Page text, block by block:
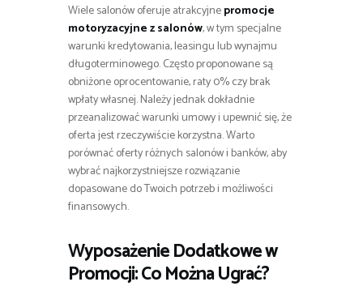
Wiele salonów oferuje atrakcyjnepromocje
motoryzacyjne z salonów, w tym specjalne
warunki kredytowania, leasingu lub wynajmu
długoterminowego. Często proponowane są
obniżone oprocentowanie, raty 0% czy brak
wpłaty własnej. Należy jednak dokładnie
przeanalizować warunki umowy i upewnić się, że
oferta jest rzeczywiście korzystna. Warto
porównać oferty różnych salonów i banków, aby
wybrać najkorzystniejsze rozwiązanie
dopasowane do Twoich potrzeb i możliwości
finansowych.
Wyposażenie Dodatkowe w
Promocji: Co Można Ugrać?